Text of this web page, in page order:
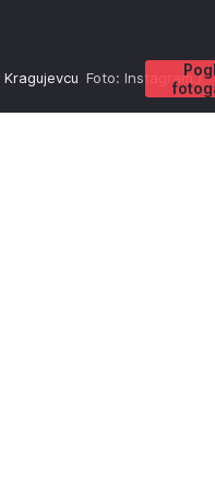
Foto: Instagram /